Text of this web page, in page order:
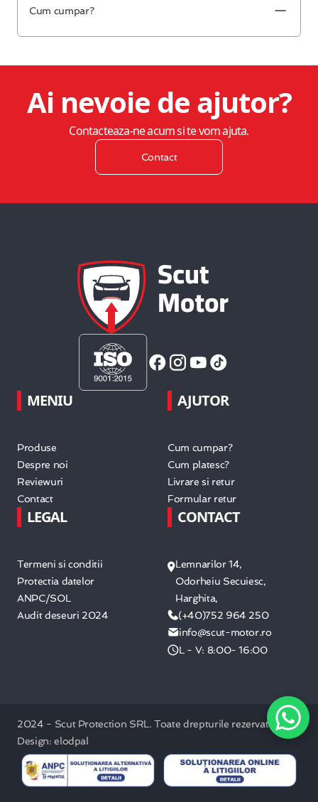
Cum cumpar?
Ai nevoie de ajutor?
Contacteaza-ne acum si te vom ajuta.
Contact
MENIU
Produse
Despre noi
Reviewuri
Contact
AJUTOR
Cum cumpar?
Cum platesc?
Livrare si retur
Formular retur
LEGAL
Termeni si conditii
Protectia datelor
ANPC/SOL
Audit deseuri 2024
CONTACT
Lemnarilor 14,
Odorheiu Secuiesc,
Harghita,
(+40)752 964 250
info@scut-motor.ro
L - V: 8:00- 16:00
2024 - Scut Protection SRL. Toate drepturile rezervate. /
Design: elodpal